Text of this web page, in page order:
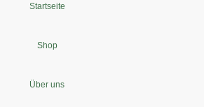
Startseite
Shop
Über uns